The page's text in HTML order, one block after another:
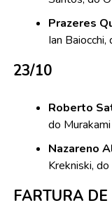
Prazeres
Ian Baiocchi,
23/10
Roberto
do
Nazareno
Krekniski,
FARTURA